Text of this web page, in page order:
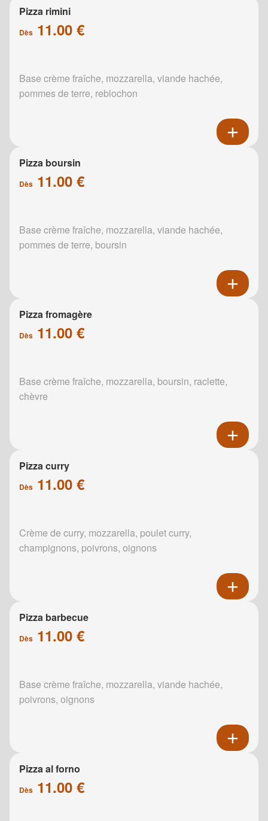
Pizza rimini
Dès 11.00 €
Base crème fraîche, mozzarella, viande hachée,
pommes de terre, reblochon
Pizza boursin
Dès 11.00 €
Base crème fraîche, mozzarella, viande hachée,
pommes de terre, boursin
Pizza fromagère
Dès 11.00 €
Base crème fraîche, mozzarella, boursin, raclette,
chèvre
Pizza curry
Dès 11.00 €
Crème de curry, mozzarella, poulet curry,
champignons, poivrons, oignons
Pizza barbecue
Dès 11.00 €
Base crème fraîche, mozzarella, viande hachée,
poivrons, oignons
Pizza al forno
Dès 11.00 €